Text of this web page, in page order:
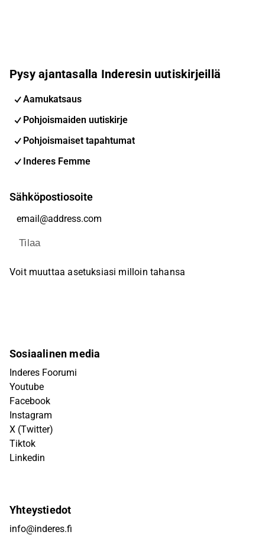
Pysy ajantasalla Inderesin uutiskirjeillä
Aamukatsaus
Pohjoismaiden uutiskirje
Pohjoismaiset tapahtumat
Inderes Femme
Sähköpostiosoite
Tilaa
Voit muuttaa asetuksiasi milloin tahansa
Sosiaalinen media
Inderes Foorumi
Youtube
Facebook
Instagram
X (Twitter)
Tiktok
Linkedin
Yhteystiedot
info@inderes.fi